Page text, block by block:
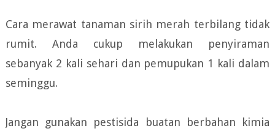
Cara merawat tanaman sirih merah terbilang tidak
rumit. Anda cukup melakukan penyiraman
sebanyak 2 kali sehari dan pemupukan 1 kali dalam
seminggu.
Jangan gunakan pestisida buatan berbahan kimia